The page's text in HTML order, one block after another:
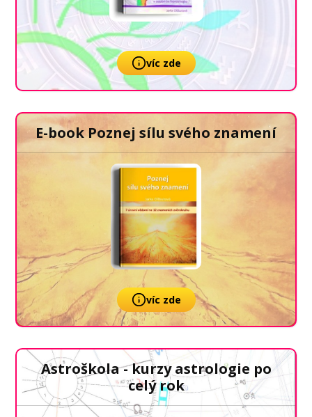
víc zde
E-book Poznej sílu svého znamení
víc zde
Astroškola - kurzy astrologie po
celý rok